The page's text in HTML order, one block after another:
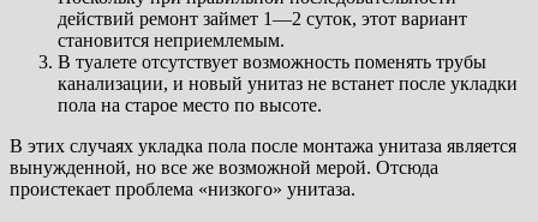
действий ремонт займет 1—2 суток, этот вариант
становится неприемлемым.
В туалете отсутствует возможность поменять трубы
канализации, и новый унитаз не встанет после укладки
пола на старое место по высоте.
В этих случаях укладка пола после монтажа унитаза является
вынужденной, но все же возможной мерой. Отсюда
проистекает проблема «низкого» унитаза.